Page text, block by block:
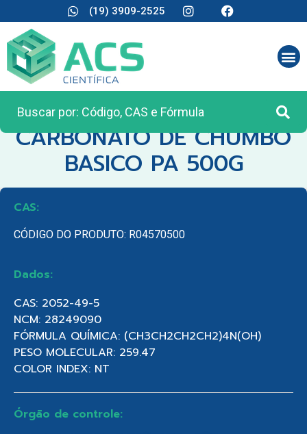
(19) 3909-2525
CATEGORIA:REAGENTES ANALÍTICOS
CARBONATO DE CHUMBO
BASICO PA 500G
CAS:
CÓDIGO DO PRODUTO: R04570500
Dados:
CAS: 2052-49-5
NCM: 28249090
FÓRMULA QUÍMICA: (CH3CH2CH2CH2)4N(OH)
PESO MOLECULAR: 259.47
COLOR INDEX: NT
Órgão de controle: